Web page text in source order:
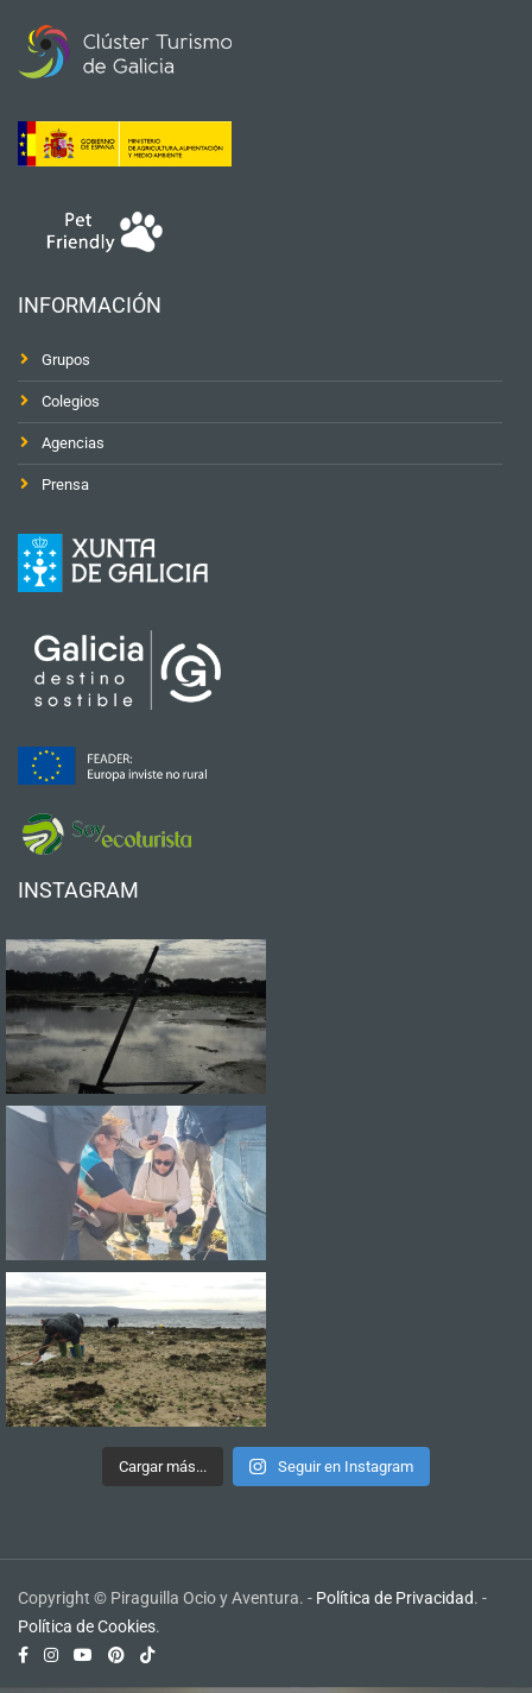
INFORMACIÓN
Grupos
Colegios
Agencias
Prensa
INSTAGRAM
Cargar más... Seguir en Instagram
Copyright © Piraguilla Ocio y Aventura. - Política de Privacidad. -
Política de Cookies.